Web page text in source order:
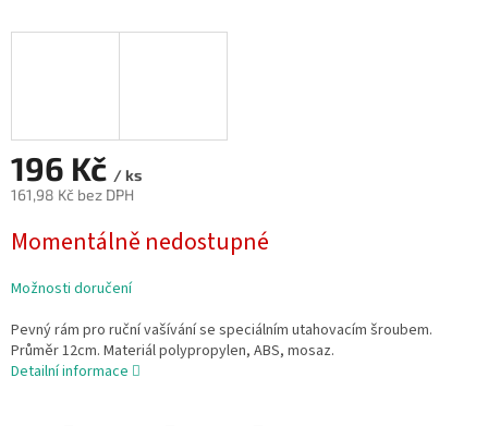
196 Kč / ks
161,98 Kč bez DPH
cena:
Momentálně nedostupné
Možnosti doručení
Pevný rám pro ruční vašívání se speciálním utahovacím šroubem.
Průměr 12cm. Materiál polypropylen, ABS, mosaz.
Detailní informace